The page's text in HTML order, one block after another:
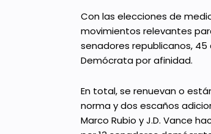
Con las elecciones de
movimientos relevantes
senadores republicanos,
Demócrata por afinidad.
En total, se renuevan o
norma y dos escaños
Marco Rubio y J.D. Vance